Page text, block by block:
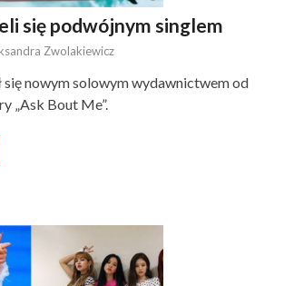
się podwójnym singlem
Zwolakiewicz
się nowym solowym wydawnictwem od
„Ask Bout Me”.